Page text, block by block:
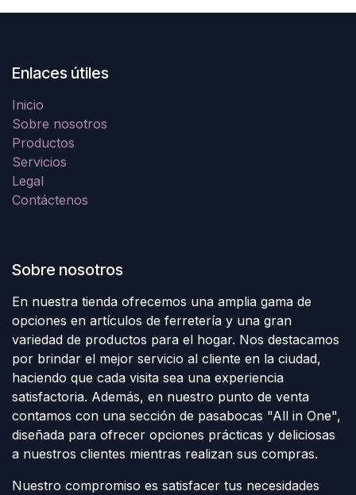
Enlaces útiles
Inicio
Sobre nosotros
Productos
Servicios
Legal
Contáctenos
Sobre nosotros
En nuestra tienda ofrecemos una amplia gama de
opciones en artículos de ferretería y una gran
variedad de productos para el hogar. Nos destacamos
por brindar el mejor servicio al cliente en la ciudad,
haciendo que cada visita sea una experiencia
satisfactoria. Además, en nuestro punto de venta
contamos con una sección de pasabocas "All in One",
diseñada para ofrecer opciones prácticas y deliciosas
a nuestros clientes mientras realizan sus compras.
Nuestro compromiso es satisfacer tus necesidades